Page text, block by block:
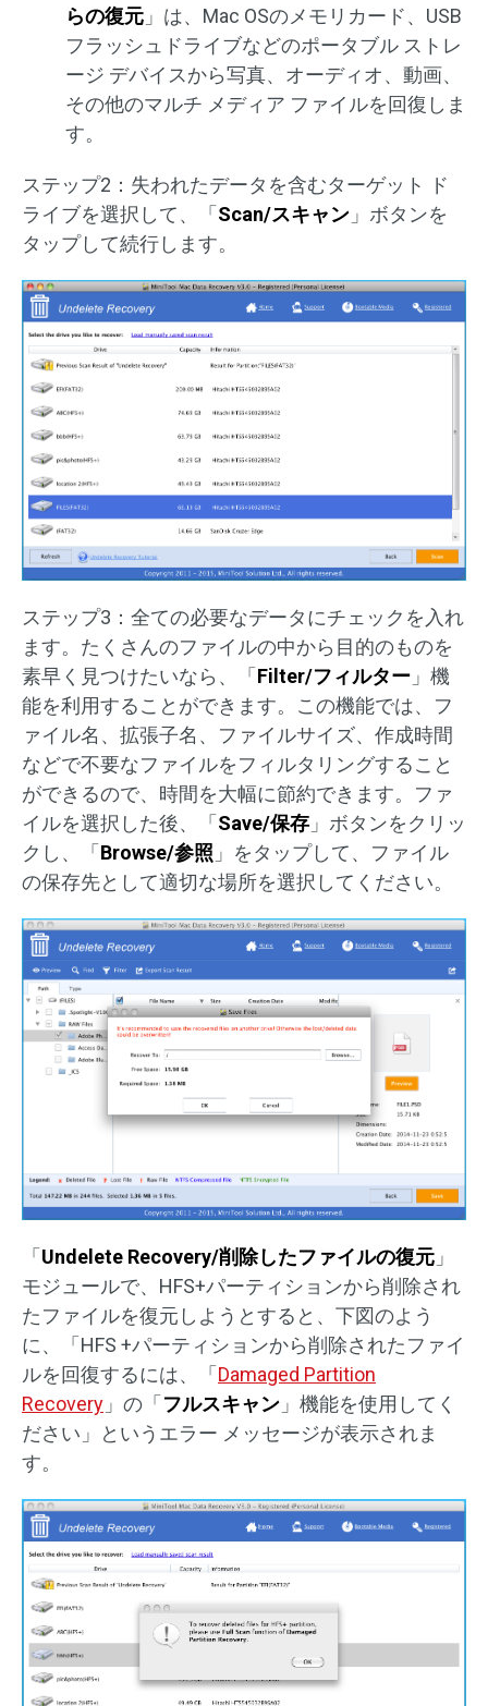
らの復元 」は、Mac OSのメモリカード、USB
フラッシュドライブなどのポータブル ストレ
ージ デバイスから写真、オーディオ、動画、
その他のマルチ メディア ファイルを回復しま
す。
ステップ2：失われたデータを含むターゲット ド
ライブを選択して、「 Scan/スキャン 」ボタンを
タップして続行します。
ステップ3：全ての必要なデータにチェックを入れ
ます。たくさんのファイルの中から目的のものを
素早く見つけたいなら、「 Filter/フィルター 」機
能を利用することができます。この機能では、フ
ァイル名、拡張子名、ファイルサイズ、作成時間
などで不要なファイルをフィルタリングすること
ができるので、時間を大幅に節約できます。ファ
イルを選択した後、「 Save/保存 」ボタンをクリッ
クし、「 Browse/参照 」をタップして、ファイル
の保存先として適切な場所を選択してください。
「Undelete Recovery/削除したファイルの復元 」
モジュールで、HFS+パーティションから削除され
たファイルを復元しようとすると、下図のよう
に、「HFS +パーティションから削除されたファイ
ルを回復するには、「Damaged Partition
Recovery 」の「フルスキャン 」機能を使用してく
ださい」というエラー メッセージが表示されま
す。